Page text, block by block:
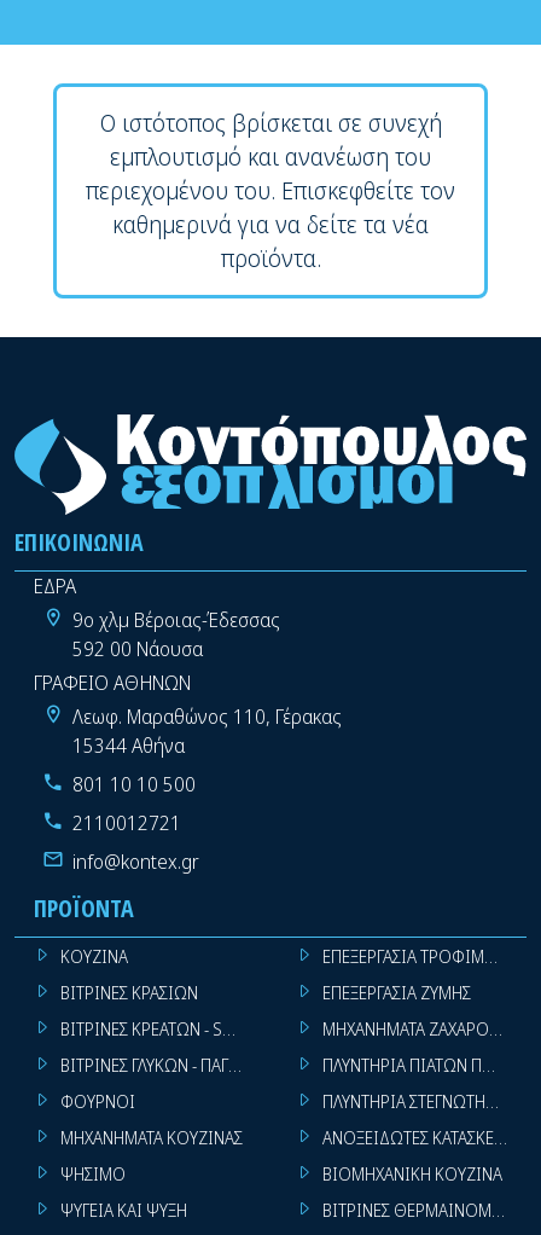
Ο ιστότοπος βρίσκεται σε συνεχή
εμπλουτισμό και ανανέωση του
περιεχομένου του. Επισκεφθείτε τον
καθημερινά για να δείτε τα νέα
προϊόντα.
ΕΠΙΚΟΙΝΩΝΊΑ
ΕΔΡΑ
9ο χλμ Βέροιας-Έδεσσας
592 00 Νάουσα
ΓΡΑΦΕΙΟ ΑΘΗΝΩΝ
Λεωφ. Μαραθώνος 110, Γέρακας
15344 Αθήνα
801 10 10 500
2110012721
info@kontex.gr
ΠΡΟΪΌΝΤΑ
ΚΟΥΖΙΝΑ
ΒΙΤΡΙΝΕΣ ΚΡΑΣΙΩΝ
ΒΙΤΡΙΝΕΣ ΚΡΕΑΤΩΝ - SUPER MARKET
ΒΙΤΡΙΝΕΣ ΓΛΥΚΩΝ - ΠΑΓΩΤΩΝ
ΦΟΥΡΝΟΙ
ΜΗΧΑΝΗΜΑΤΑ ΚΟΥΖΙΝΑΣ
ΨΗΣΙΜΟ
ΨΥΓΕΙΑ ΚΑΙ ΨΥΞΗ
ΕΠΕΞΕΡΓΑΣΙΑ ΤΡΟΦΙΜΩΝ
ΕΠΕΞΕΡΓΑΣΙΑ ΖΥΜΗΣ
ΜΗΧΑΝΗΜΑΤΑ
ΠΛΥΝΤΗΡΙΑ ΠΙΑΤΩΝ
ΠΛΥΝΤΗΡΙΑ ΣΤΕΓΝΩΤΗΡΙΑ
ΑΝΟΞΕΙΔΩΤΕΣ ΚΑΤΑΣΚΕΥΕΣ
ΒΙΟΜΗΧΑΝΙΚΗ ΚΟΥΖΙΝΑ
ΒΙΤΡΙΝΕΣ ΘΕΡΜΑΙΝΟΜΕΝΕΣ